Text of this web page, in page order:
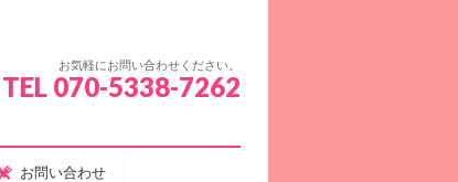
お気軽にお問い合わせください。
TEL 070-5338-7262
お問い合わせ